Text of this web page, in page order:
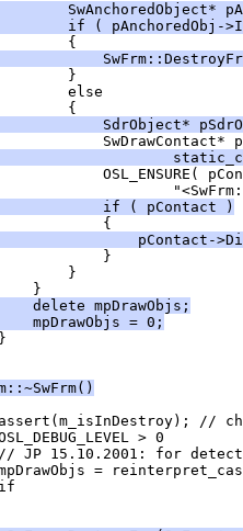
SwAnchoredObject*
if ( pAnchoredObj-
SdrObject*
if ( pContact )
pContact-
delete mpDrawObjs;
mpDrawObjs = 0;